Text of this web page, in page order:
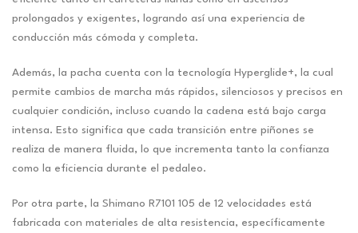
prolongados y exigentes, logrando así una experiencia de
conducción más cómoda y completa.
Además, la pacha cuenta con la tecnología Hyperglide+, la cual
permite cambios de marcha más rápidos, silenciosos y precisos en
cualquier condición, incluso cuando la cadena está bajo carga
intensa. Esto significa que cada transición entre piñones se
realiza de manera fluida, lo que incrementa tanto la confianza
como la eficiencia durante el pedaleo.
Por otra parte, la Shimano R7101 105 de 12 velocidades está
fabricada con materiales de alta resistencia, específicamente